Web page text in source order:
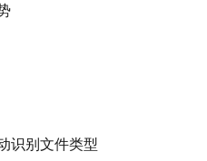
识别文件类型